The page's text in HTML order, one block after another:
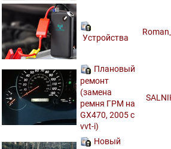
Устройства
Плановый
ремонт
(замена
ремня ГРМ на
GX470, 2005 c
vvt-i)
Новый